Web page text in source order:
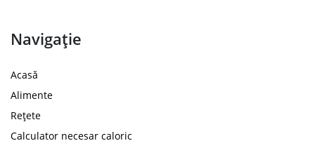
Navigație
Acasă
Alimente
Rețete
Calculator necesar caloric